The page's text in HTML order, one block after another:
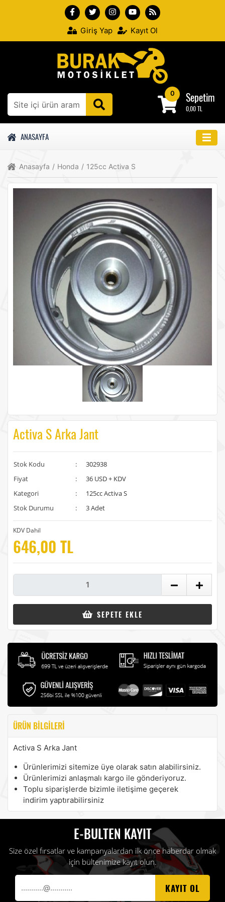
Giriş Yap Kayıt Ol
0 Sepetim
0,00 TL
ANASAYFA
Anasayfa / Honda / 125cc Activa S
Activa S Arka Jant
Stok Kodu :
302938
Fiyat
:
36 USD + KDV
Kategori
:
125cc Activa S
Stok Durumu
: 3 Adet
KDV Dahil
646,00 TL
SEPETE EKLE
ÜRÜN BILGILERI
Activa S Arka Jant
Ürünlerimizi sitemize üye olarak satın alabilirsiniz.
Ürünlerimizi anlaşmalı kargo ile gönderiyoruz.
Toplu siparişlerde bizimle iletişime geçerek
indirim yaptırabilirsiniz
E-BULTEN KAYIT
Size özel fırsatlar ve kampanyalardan ilk önce haberdar olmak
için bültenimize kayıt olun.
KAYIT OL